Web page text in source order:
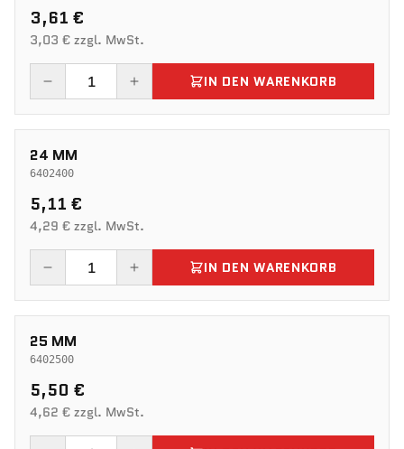
3,61 €
3,03 € zzgl. MwSt.
IN DEN WARENKORB
24 MM
6402400
5,11 €
4,29 € zzgl. MwSt.
IN DEN WARENKORB
25 MM
6402500
5,50 €
4,62 € zzgl. MwSt.